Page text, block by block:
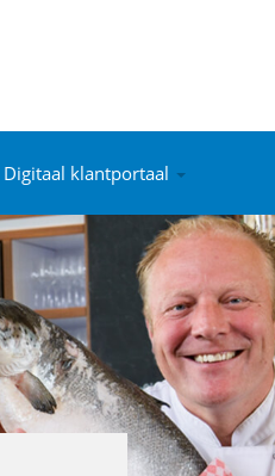
Digitaal klantportaal